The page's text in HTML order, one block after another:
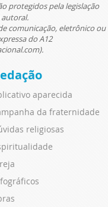
protegidos pela legislação
comunicação, eletrônico ou
do A12
aparecida
da fraternidade
religiosas